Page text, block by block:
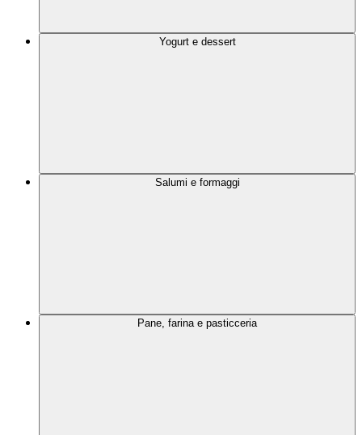
Yogurt e dessert
Salumi e formaggi
Pane, farina e pasticceria